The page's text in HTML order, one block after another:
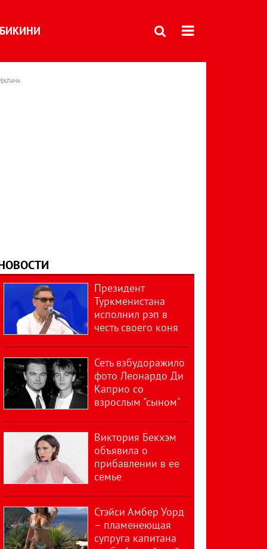
БИКИНИ
Президент
Туркменистана
исполнил рэп в
честь своего коня
Сеть взбудоражило
фото Леонардо Ди
Каприо со
взрослым "сыном"
Виктория Бекхэм
объявила о
прибавлении в ее
семье
Стэйси Амбер Уорд
– пламенеющая
супруга капитана